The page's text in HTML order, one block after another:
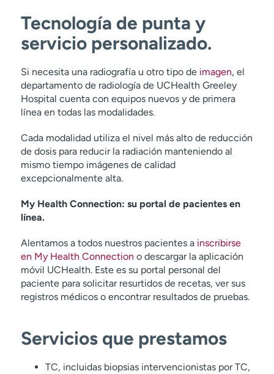
Tecnología de punta y
servicio personalizado.
Si necesita una radiografía u otro tipo de imagen, el
departamento de radiología de UCHealth Greeley
Hospital cuenta con equipos nuevos y de primera
línea en todas las modalidades.
Cada modalidad utiliza el nivel más alto de reducción
de dosis para reducir la radiación manteniendo al
mismo tiempo imágenes de calidad
excepcionalmente alta.
My Health Connection: su portal de pacientes en
línea.
Alentamos a todos nuestros pacientes a inscribirse
en My Health Connection o descargar la aplicación
móvil UCHealth. Este es su portal personal del
paciente para solicitar resurtidos de recetas, ver sus
registros médicos o encontrar resultados de pruebas.
Servicios que prestamos
TC, incluidas biopsias intervencionistas por TC,